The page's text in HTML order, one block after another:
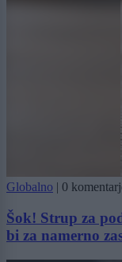
Globalno | 0
Šok! Strup za
bi za namerno